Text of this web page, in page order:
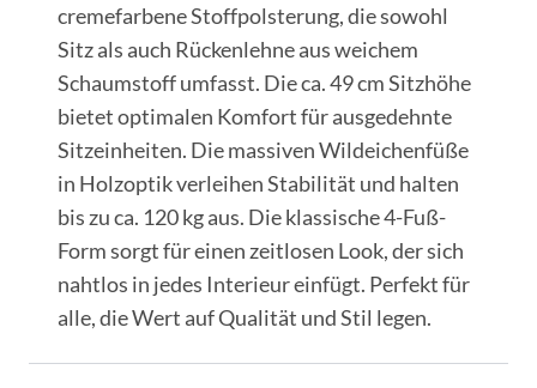
cremefarbene Stoffpolsterung, die sowohl
Sitz als auch Rückenlehne aus weichem
Schaumstoff umfasst. Die ca. 49 cm Sitzhöhe
bietet optimalen Komfort für ausgedehnte
Sitzeinheiten. Die massiven Wildeichenfüße
in Holzoptik verleihen Stabilität und halten
bis zu ca. 120 kg aus. Die klassische 4-Fuß-
Form sorgt für einen zeitlosen Look, der sich
nahtlos in jedes Interieur einfügt. Perfekt für
alle, die Wert auf Qualität und Stil legen.